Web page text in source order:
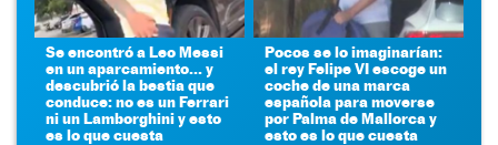
Se encontró a Leo Messi
en un aparcamiento... y
descubrió la bestia que
conduce: no es un Ferrari
ni un Lamborghini y esto
es lo que cuesta
Pocos se lo imaginarían:
el rey Felipe VI escoge un
coche de una marca
española para moverse
por Palma de Mallorca y
esto es lo que cuesta